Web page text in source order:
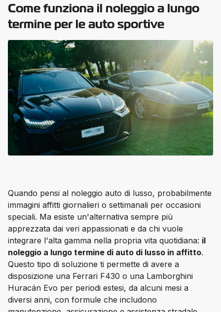
Come funziona il noleggio a lungo
termine per le auto sportive
Quando pensi al noleggio auto di lusso, probabilmente
immagini affitti giornalieri o settimanali per occasioni
speciali. Ma esiste un'alternativa sempre più
apprezzata dai veri appassionati e da chi vuole
integrare l'alta gamma nella propria vita quotidiana: il
noleggio a lungo termine di auto di lusso in affitto.
Questo tipo di soluzione ti permette di avere a
disposizione una Ferrari F430 o una Lamborghini
Huracán Evo per periodi estesi, da alcuni mesi a
diversi anni, con formule che includono